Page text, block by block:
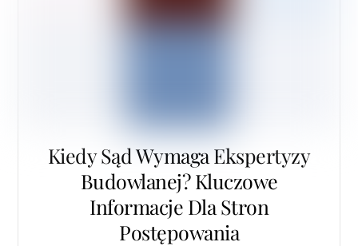
Kiedy Sąd Wymaga Ekspertyzy
Budowlanej? Kluczowe
Informacje Dla Stron
Postępowania